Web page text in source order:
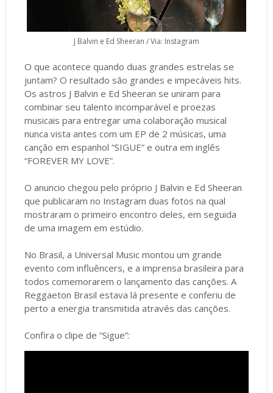
J Balvin e Ed Sheeran / Via: Instagram
O que acontece quando duas grandes estrelas se
juntam? O resultado são grandes e impecáveis hits.
Os astros J Balvin e Ed Sheeran se uniram para
combinar seu talento incomparável e proezas
musicais para entregar uma colaboração musical
nunca vista antes com um EP de 2 músicas, uma
canção em espanhol “SIGUE” e outra em inglês
“FOREVER MY LOVE”.
O anuncio chegou pelo próprio J Balvin e Ed Sheeran
que publicaram no Instagram duas fotos na qual
mostraram o primeiro encontro deles, em seguida
de uma imagem em estúdio.
No Brasil, a Universal Music montou um grande
evento com influêncers, e a imprensa brasileira para
todos comemorarem o lançamento das canções. A
Reggaeton Brasil estava lá presente e conferiu de
perto a energia transmitida através das canções.
Confira o clipe de “Sigue”: